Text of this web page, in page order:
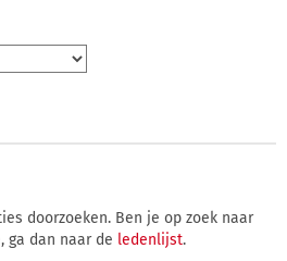
doorzoeken. Ben je op zoek naar
ga dan naar de ledenlijst.